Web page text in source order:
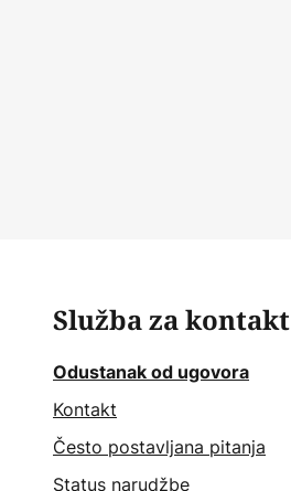
Služba za kontakt
Odustanak od ugovora
Kontakt
Često postavljana pitanja
Status narudžbe